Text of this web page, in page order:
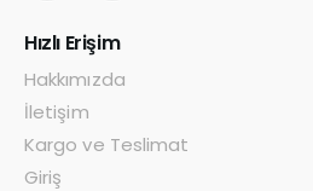
Hızlı Erişim
Hakkımızda
İletişim
Kargo ve Teslimat
Giriş